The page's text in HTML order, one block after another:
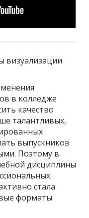
визуализации
в колледже
качество
талантливых,
выпускников
Поэтому в
дисциплины
стала
форматы